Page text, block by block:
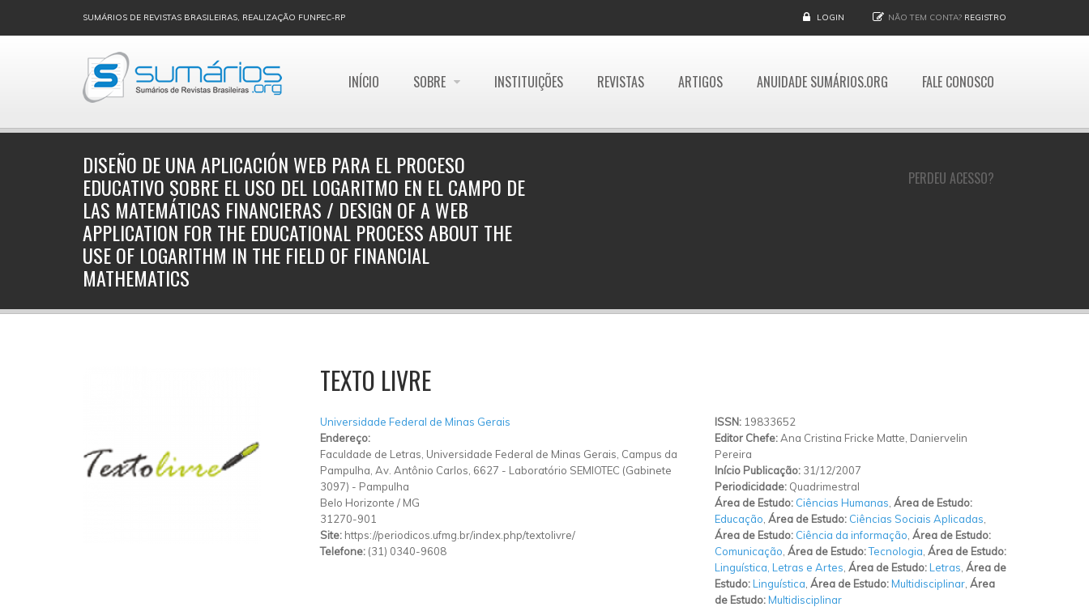
SUMÁRIOS DE REVISTAS BRASILEIRAS, REALIZAÇÃO FUNPEC-RP LOGIN NÃO TEM CONTA? REGISTRO
INÍCIO SOBRE INSTITUIÇÕES REVISTAS ARTIGOS ANUIDADE SUMÁRIOS.ORG FALE CONOSCO
PERDEU ACESSO?
DISEÑO DE UNA APLICACIÓN WEB PARA EL PROCESO
EDUCATIVO SOBRE EL USO DEL LOGARITMO EN EL CAMPO DE
LAS MATEMÁTICAS FINANCIERAS / DESIGN OF A WEB
APPLICATION FOR THE EDUCATIONAL PROCESS ABOUT THE
USE OF LOGARITHM IN THE FIELD OF FINANCIAL
MATHEMATICS
TEXTO LIVRE
Universidade Federal de Minas Gerais
Endereço:
Faculdade de Letras, Universidade Federal de Minas Gerais, Campus da
Pampulha, Av. Antônio Carlos, 6627 - Laboratório SEMIOTEC (Gabinete
3097) - Pampulha
Belo Horizonte / MG
31270-901
Site: https://periodicos.ufmg.br/index.php/textolivre/
Telefone: (31) 0340-9608
ISSN: 19833652
Editor Chefe:Ana Cristina Fricke Matte, Daniervelin
Pereira
Início Publicação: 31/12/2007
Periodicidade: Quadrimestral
Área de Estudo: Ciências Humanas Área de Estudo:
Educação Área de Estudo: Ciências Sociais Aplicadas
Área de Estudo: Ciência da informação Área de Estudo:
Comunicação Área de Estudo:Tecnologia Área de Estudo:
Linguística, Letras e Artes Área de Estudo:Letras Área de
Estudo:Linguística Área de Estudo:Multidisciplinar Área
de Estudo:Multidisciplinar